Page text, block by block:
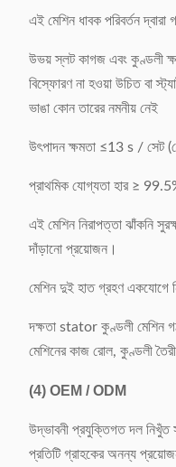
এই মেশিন ধাবক পরিবর্তন দ্বারা
উভয় স্লট কাগজ এবং কুণ্ডলী
বিস্ফোরণ না হওয়া উচিত বা
ভাঙা কোন তারের নমনীয় নেই
উৎপাদন ক্ষমতা ≤13 s / সেট
প্রাথমিক যোগ্যতা হার ≥
এই মেশিন নিরাপত্তা ঝাঁকনি
দাঁড়ানো প্রয়োজন।
মেশিন দুই হাত গ্রহণ একযোগে
দক্ষতা stator কুণ্ডলী মেশিন
মেশিনের কাজ রোল, কুণ্ডলী
(4) OEM / ODM
উদ্ভাবনী প্রযুক্তিগত দল নিখুঁত
প্রতিটি গ্রাহকের অনন্য